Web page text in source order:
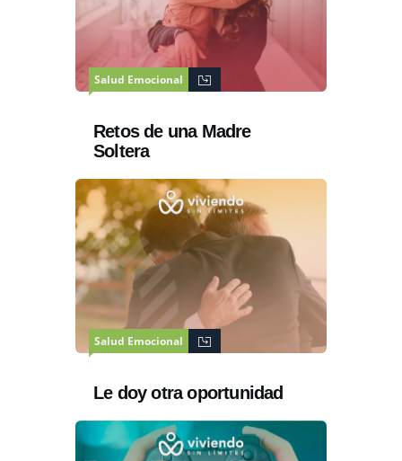
Salud Emocional
Retos de una Madre
Soltera
Salud Emocional
Le doy otra oportunidad